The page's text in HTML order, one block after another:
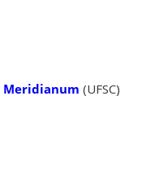
Meridianum (UFSC)